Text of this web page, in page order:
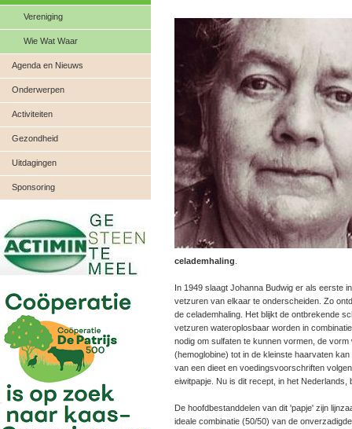
Vereniging
Wie Wat Waar
Agenda en Nieuws
Onderwerpen
Activiteiten
Gezondheid
Uitdagingen
Sponsoring
celademhaling
In 1949 slaagt Johanna Budwig er als eerste
vetzuren van elkaar te onderscheiden. Zo
de celademhaling. Het blijkt de ontbrekende
vetzuren wateroplosbaar worden in
nodig om sulfaten te kunnen vormen, de
(hemoglobine) tot in de kleinste haarvaten
van een dieet en voedingsvoorschriften
eiwitpapje. Nu is dit recept, in het
De hoofdbestanddelen van dit 'papje' zijn
ideale combinatie (50/50) van de